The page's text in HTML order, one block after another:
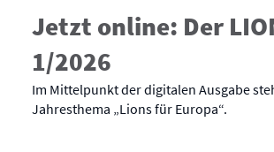
Jetzt online: Der
1/2026
Im Mittelpunkt der digitalen Ausgabe
Jahresthema „Lions für Europa“.